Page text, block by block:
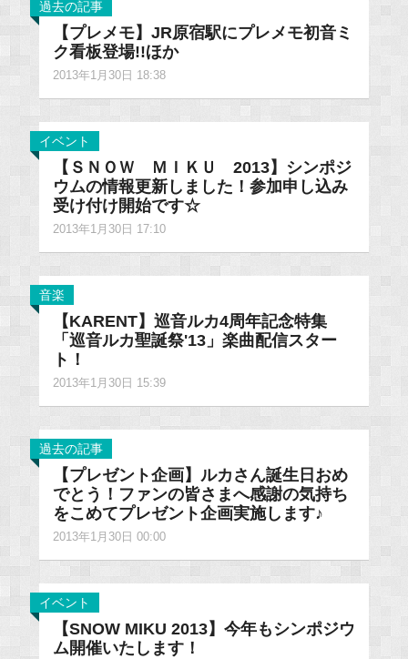
過去の記事
【プレメモ】JR原宿駅にプレメモ初音ミ
ク看板登場!!ほか
2013年1月30日 18:38
イベント
【ＳＮＯＷ ＭＩＫＵ 2013】シンポジ
ウムの情報更新しました！参加申し込み
受け付け開始です☆
2013年1月30日 17:10
音楽
【KARENT】巡音ルカ4周年記念特集
「巡音ルカ聖誕祭'13」楽曲配信スター
ト！
2013年1月30日 15:39
過去の記事
【プレゼント企画】ルカさん誕生日おめ
でとう！ファンの皆さまへ感謝の気持ち
をこめてプレゼント企画実施します♪
2013年1月30日 00:00
イベント
【SNOW MIKU 2013】今年もシンポジウ
ム開催いたします！